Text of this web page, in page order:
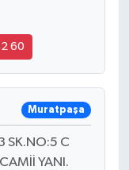
60
Muratpaşa
SK.NO:5 C
YANI.